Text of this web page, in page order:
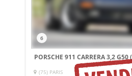
6
PORSCHE 911 CARRERA 3,2
(75) PARIS